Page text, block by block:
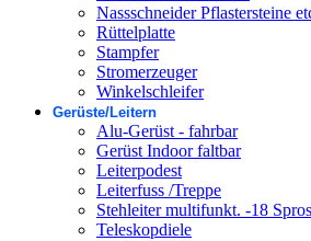
Nassschneider Pflastersteine
Rüttelplatte
Stampfer
Stromerzeuger
Winkelschleifer
Gerüste/Leitern
Alu-Gerüst - fahrbar
Gerüst Indoor faltbar
Leiterpodest
Leiterfuss /Treppe
Stehleiter multifunkt. -18
Teleskopdiele